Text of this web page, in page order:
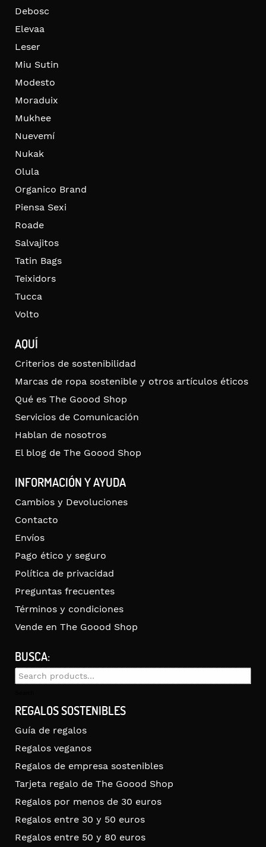
Debosc
Elevaa
Leser
Miu Sutin
Modesto
Moraduix
Mukhee
Nuevemí
Nukak
Olula
Organico Brand
Piensa Sexi
Roade
Salvajitos
Tatin Bags
Teixidors
Tucca
Volto
AQUÍ
Criterios de sostenibilidad
Marcas de ropa sostenible y otros artículos éticos
Qué es The Goood Shop
Servicios de Comunicación
Hablan de nosotros
El blog de The Goood Shop
INFORMACIÓN Y AYUDA
Cambios y Devoluciones
Contacto
Envíos
Pago ético y seguro
Política de privacidad
Preguntas frecuentes
Términos y condiciones
Vende en The Goood Shop
BUSCA:
Search
REGALOS SOSTENIBLES
Guía de regalos
Regalos veganos
Regalos de empresa sostenibles
Tarjeta regalo de The Goood Shop
Regalos por menos de 30 euros
Regalos entre 30 y 50 euros
Regalos entre 50 y 80 euros